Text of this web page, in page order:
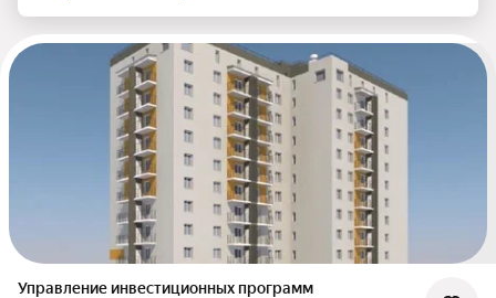
Управление инвестиционных программ